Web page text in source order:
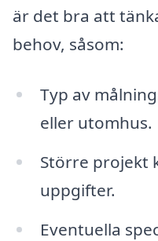
är det bra att
behov, såsom:
Typ av
eller utomhus.
Större projekt
uppgifter.
Eventuella